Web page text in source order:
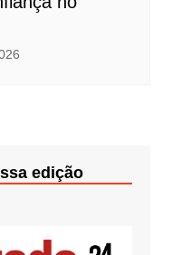
edição